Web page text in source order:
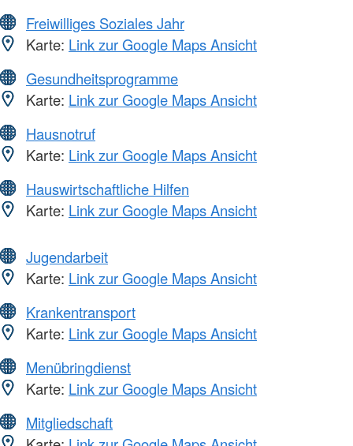
Freiwilliges Soziales Jahr
Karte: Link zur Google Maps Ansicht
Gesundheitsprogramme
Karte: Link zur Google Maps Ansicht
Hausnotruf
Karte: Link zur Google Maps Ansicht
Hauswirtschaftliche Hilfen
Karte: Link zur Google Maps Ansicht
Jugendarbeit
Karte: Link zur Google Maps Ansicht
Krankentransport
Karte: Link zur Google Maps Ansicht
Menübringdienst
Karte: Link zur Google Maps Ansicht
Mitgliedschaft